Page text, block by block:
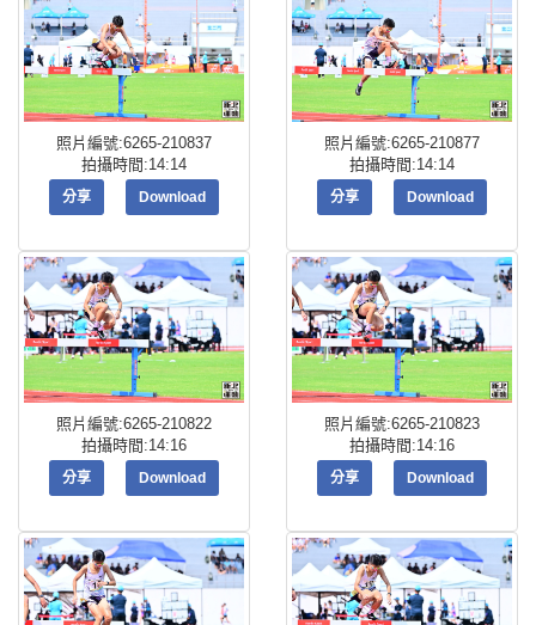
照片編號:6265-210837
拍攝時間:14:14
分享 Download
照片編號:6265-210877
拍攝時間:14:14
分享 Download
照片編號:6265-210822
拍攝時間:14:16
分享 Download
照片編號:6265-210823
拍攝時間:14:16
分享 Download